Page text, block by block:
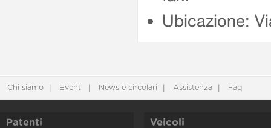
Ubicazione:
Chi siamo Eventi News e circolari Assistenza Faq
Patenti Veicoli